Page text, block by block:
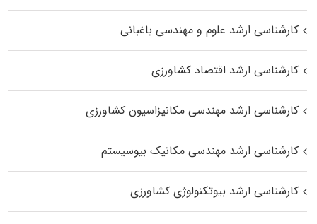
کارشناسی ارشد علوم و مهندسی باغبانی
کارشناسی ارشد اقتصاد کشاورزی
کارشناسی ارشد مهندسی مکانیزاسیون کشاورزی
کارشناسی ارشد مهندسی مکانیک بیوسیستم
کارشناسی ارشد بیوتکنولوژی کشاورزی